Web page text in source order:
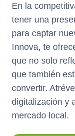
En la
tener una
para captar
Innova, te
que no solo
que también
convertir.
digitalización y
mercado local.